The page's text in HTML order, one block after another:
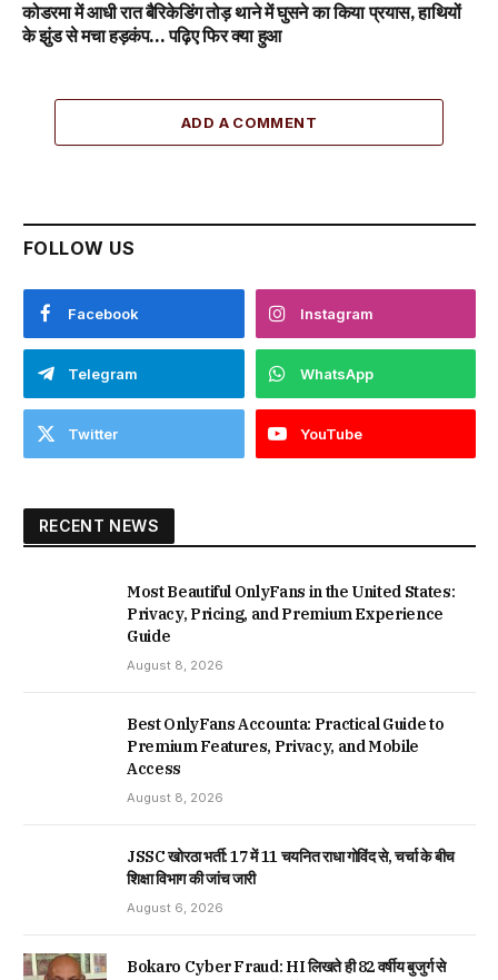
कोडरमा में आधी रात बैरिकेडिंग तोड़ थाने में घुसने का किया प्रयास, हाथियों
के झुंड से मचा हड़कंप… पढ़िए फिर क्या हुआ
ADD A COMMENT
FOLLOW US
Facebook Instagram
Telegram WhatsApp
Twitter YouTube
RECENT NEWS
Most Beautiful OnlyFans in the United States:
Privacy, Pricing, and Premium Experience
Guide
August 8, 2026
Best OnlyFans Accounta: Practical Guide to
Premium Features, Privacy, and Mobile
Access
August 8, 2026
JSSC खोरठा भर्ती: 17 में 11 चयनित राधा गोविंद से, चर्चा के बीच
शिक्षा विभाग की जांच जारी
August 6, 2026
Bokaro Cyber Fraud: HI लिखते ही 82 वर्षीय बुजुर्ग से